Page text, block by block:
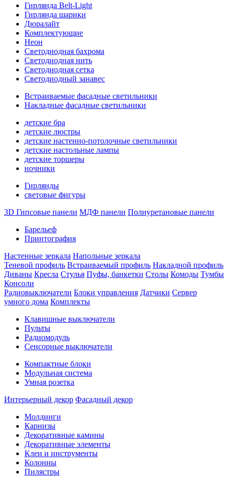
Гирлянда Belt-Light
Гирлянда шарики
Дюралайт
Комплектующие
Неон
Светодиодная бахрома
Светодиодная нить
Светодиодная сетка
Светодиодный занавес
Встраиваемые фасадные светильники
Накладные фасадные светильники
детские бра
детские люстры
детские настенно-потолочные светильники
детские настольные лампы
детские торшеры
ночники
Гирлянды
световые фигуры
3D Гипсовые панели МДФ панели Полиуретановые панели
Барельеф
Принтография
Настенные зеркала Напольные зеркала
Теневой профиль Встраиваемый профиль Накладной профиль
Диваны Кресла Стулья Пуфы, банкетки Столы Комоды Тумбы
Консоли
Радиовыключатели Блоки управления Датчики Сервер
умного дома Комплекты
Клавишные выключатели
Пульты
Радиомодуль
Сенсорные выключатели
Компактные блоки
Модульная система
Умная розетка
Интерьерный декор Фасадный декор
Молдинги
Карнизы
Декоративные камины
Декоративные элементы
Клеи и инструменты
Колонны
Пилястры